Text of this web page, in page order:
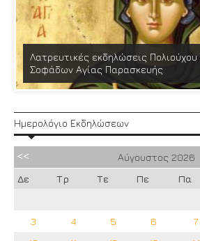
Λατρευτικές εκδηλώσεις Πολιούχου
Σοφάδων Αγίας Παρασκευής
Ημερολόγιο Εκδηλώσεων
Αύγουστος 2026
Δε
Τρ Τε Πε Πα
3
4 5 6 7